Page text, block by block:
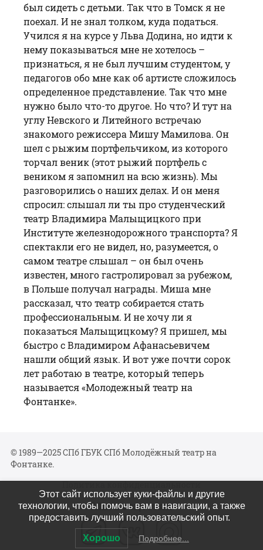
был сидеть с детьми. Так что в Томск я не
поехал. И не знал толком, куда податься.
Учился я на курсе у Льва Додина, но идти к
нему показываться мне не хотелось –
признаться, я не был лучшим студентом, у
педагогов обо мне как об артисте сложилось
определенное представление. Так что мне
нужно было что-то другое. Но что? И тут на
углу Невского и Литейного встречаю
знакомого режиссера Мишу Мамилова. Он
шел с рыжим портфельчиком, из которого
торчал веник (этот рыжий портфель с
веником я запомнил на всю жизнь). Мы
разговорились о наших делах. И он меня
спросил: слышал ли ты про студенческий
театр Владимира Малыщицкого при
Институте железнодорожного транспорта? Я
спектакли его не видел, но, разумеется, о
самом театре слышал – он был очень
известен, много гастролировал за рубежом,
в Польше получал награды. Миша мне
рассказал, что театр собирается стать
профессиональным. И не хочу ли я
показаться Малыщицкому? Я пришел, мы
быстро с Владимиром Афанасьевичем
нашли общий язык. И вот уже почти сорок
лет работаю в театре, который теперь
называется «Молодежный театр на
Фонтанке».
© 1989—2025 СПб ГБУК СПб Молодёжный театр на
Фонтанке.
Политика конфиденциальности
Мы в соцсетях
Этот сайт использует куки-файлы и другие
технологии, чтобы помочь вам в навигации, а также
предоставить лучший пользовательский опыт.
Хорошо Подробнее...